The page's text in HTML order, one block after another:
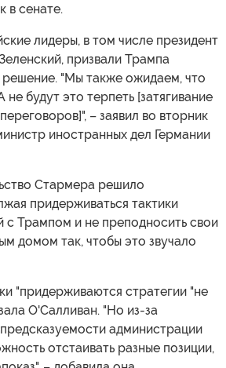
в сенате.
лидеры, в том числе президент
призвали Трампа
решение. "Мы также ожидаем, что
будут это терпеть [затягивание
– заявил во вторник
иностранных дел Германии
Стармера решило
придерживаться тактики
с Трампом и не преподносить свои
домом так, чтобы это звучало
"придерживаются стратегии "не
О'Салливан. "Но из-за
администрации
отстаивать разные позиции,